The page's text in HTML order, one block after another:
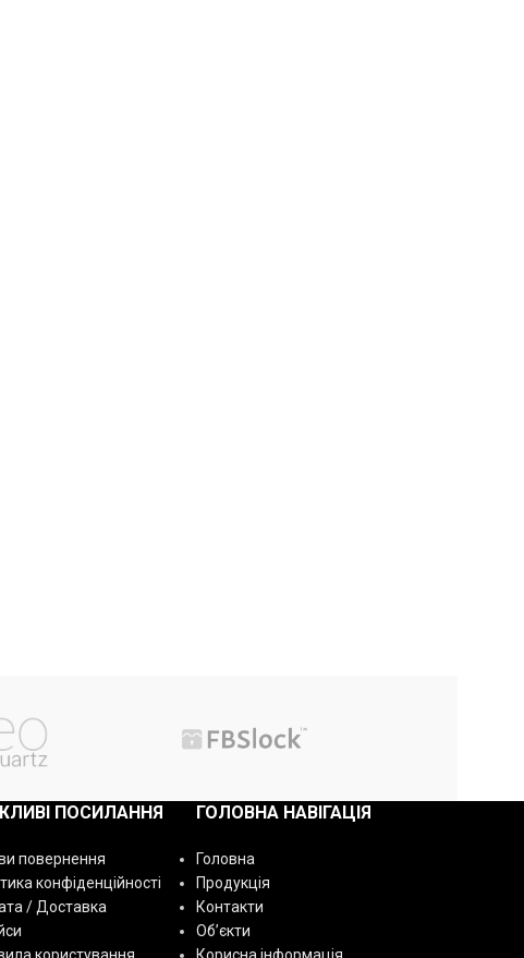
ПОСИЛАННЯ
повернення
конфіденційності
/ Доставка
ГОЛОВНА НАВІГАЦІЯ
Головна
Продукція
Контакти
Об’єкти